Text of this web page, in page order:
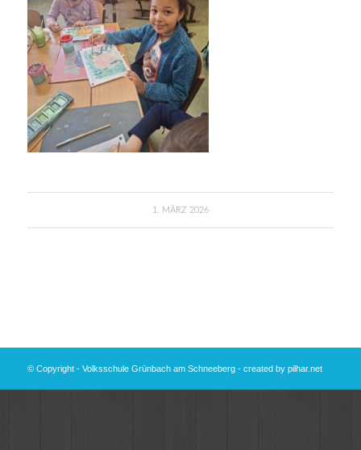
1. MÄRZ 2026
© Copyright - Volksschule Grünbach am Schneeberg - created by pilhar.net